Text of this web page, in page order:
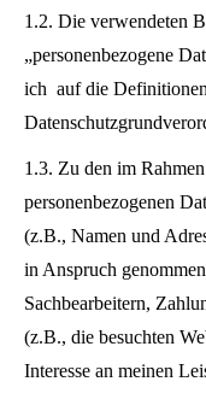
1.2. Die verwendeten
„personenbezogene
ich auf die
1.3. Zu den im
personenbezogenen
(z.B., Namen und
in Anspruch
Sachbearbeitern,
(z.B., die besuchten
Interesse an meinen